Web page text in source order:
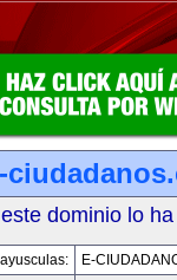
dominio lo
E-